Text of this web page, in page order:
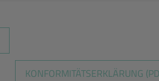
KONFORMITÄTSERKLÄRUNG